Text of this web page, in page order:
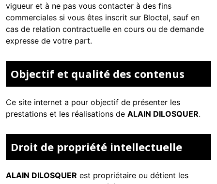
vigueur et à ne pas vous contacter à des fins
commerciales si vous êtes inscrit sur Bloctel, sauf en
cas de relation contractuelle en cours ou de demande
expresse de votre part.
Objectif et qualité des contenus
Ce site internet a pour objectif de présenter les
prestations et les réalisations de ALAIN DILOSQUER.
Droit de propriété intellectuelle
ALAIN DILOSQUER est propriétaire ou détient les